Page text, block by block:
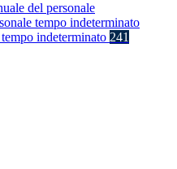
del personale
tempo indeterminato
indeterminato 241